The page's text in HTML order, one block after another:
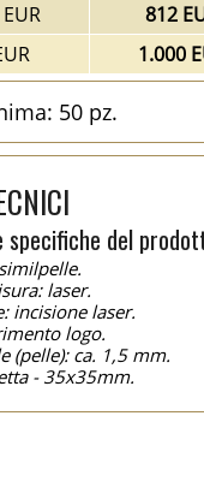
812
1.000
50 pz.
del
laser.
incisione laser.
logo.
(pelle): ca. 1,5 mm.
- 35x35mm.